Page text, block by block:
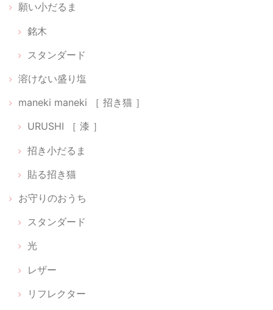
銀
迷いに迷って待ちに待った可愛い小箱が届きました。ひとつずつ丁寧に
しみです。 素敵な品をありがとうございます。大切に致します。
願い小だるま
銘木
スタンダード
溶けない盛り塩
maneki maneki ［ 招き猫 ］
URUSHI ［ 漆 ］
招き小だるま
貼る招き猫
お守りのおうち
スタンダード
光
レザー
リフレクター